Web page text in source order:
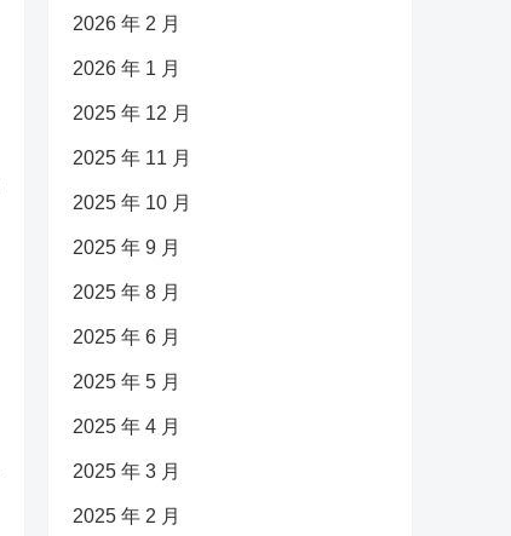
2026 年 2 月
2026 年 1 月
2025 年 12 月
2025 年 11 月
2025 年 10 月
2025 年 9 月
2025 年 8 月
2025 年 6 月
2025 年 5 月
2025 年 4 月
2025 年 3 月
2025 年 2 月